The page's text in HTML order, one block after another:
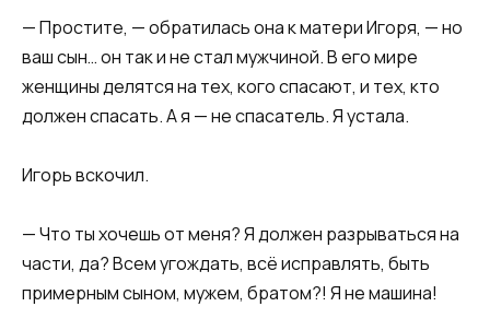
— Простите, — обратилась она к матери Игоря, — но
ваш сын… он так и не стал мужчиной. В его мире
женщины делятся на тех, кого спасают, и тех, кто
должен спасать. А я — не спасатель. Я устала.
Игорь вскочил.
— Что ты хочешь от меня? Я должен разрываться на
части, да? Всем угождать, всё исправлять, быть
примерным сыном, мужем, братом?! Я не машина!